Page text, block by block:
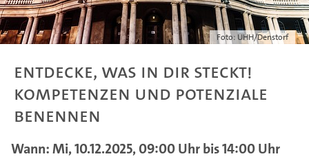
Foto: UHH/Denstorf
Entdecke, was in dir steckt!
Kompetenzen und Potenziale
benennen
Wann: Mi, 10.12.2025, 09:00 Uhr bis 14:00 Uhr